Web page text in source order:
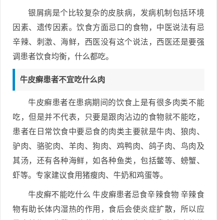
银屑病是个比较复杂的皮肤病，发病机制包括环境
因素、遗传因素。饮食方面忌口的食物，中医说法有忌
辛辣、刺激、海鲜，西医没有这个说法，西医还是要强
调患者饮食均衡，什么都吃。
牛皮癣患者不宜吃什么肉
牛皮癣患者在患病期间的饮食上是有很多肉类不能
吃，但是并不代表，只要是跟肉沾边的食物就不能吃，
患者在日常饮食中要忌食的肉类主要就是牛肉、狼肉、
驴肉、骆驼肉、羊肉、狗肉、鸡鸭肉、鸽子肉、鸟肉及
其汤，还有各种海鲜，如各种鱼类，包括鳖等、螃蟹、
虾等。专家建议食用猪瘦肉、牛奶和鸡蛋等。
牛皮癣不能吃什么 牛皮癣患者忌食辛辣食物 辛辣食
物有助长体内湿热的作用，食后会使炎症扩散，所以应